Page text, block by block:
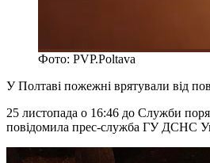
Фото: PVP.Poltava
У Полтаві пожежні врятували від
25 листопада о 16:46 до Служби
повідомила прес-служба ГУ ДСНС